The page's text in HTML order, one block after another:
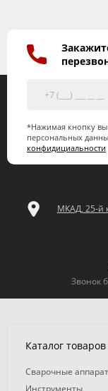
*Нажимая кнопку вы
персональных
конфидициальности
МКАД, 25-й
Звонок
Каталог товаров
Сварочные
Инструменты